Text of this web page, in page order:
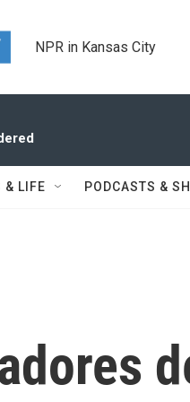
NPR in Kansas City
& LIFE PODCASTS &